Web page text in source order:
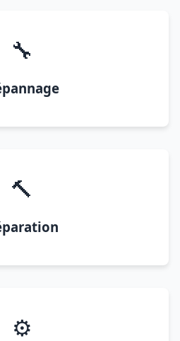
🔧
🔨
⚙️